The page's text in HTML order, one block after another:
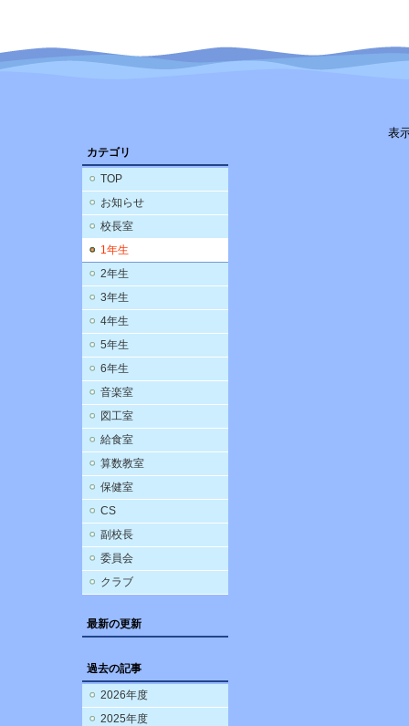
カテゴリ
TOP
お知らせ
校長室
1年生
2年生
3年生
4年生
5年生
6年生
音楽室
図工室
給食室
算数教室
保健室
CS
副校長
委員会
クラブ
最新の更新
過去の記事
2026年度
2025年度
表